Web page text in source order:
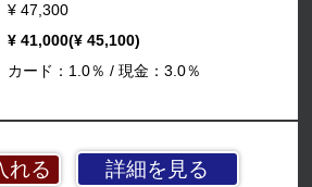
詳細を見る
¥ 47,300
¥ 41,000(¥ 45,100)
カード：1.0％ / 現金：3.0％